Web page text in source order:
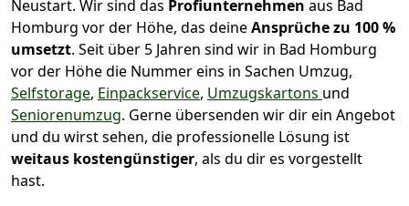
Neustart. Wir sind das Profiunternehmen aus Bad
Homburg vor der Höhe, das deineAnsprüche zu 100 %
umsetzt. Seit über 5 Jahren sind wir in Bad Homburg
vor der Höhe die Nummer eins in Sachen Umzug,
Selfstorage, Einpackservice, Umzugskartons und
Seniorenumzug. Gerne übersenden wir dir ein Angebot
und du wirst sehen, die professionelle Lösung ist
weitaus kostengünstiger, als du dir es vorgestellt
hast.